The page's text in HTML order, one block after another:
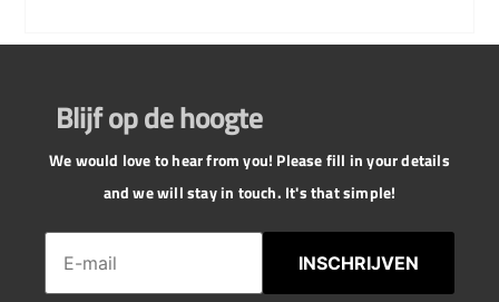
Blijf op de hoogte
We would love to hear from you! Please fill in your details
and we will stay in touch. It's that simple!
INSCHRIJVEN